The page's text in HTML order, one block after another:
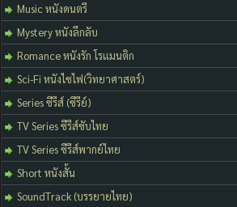
Music หนังดนตรี
Mystery หนังลึกลับ
Romance หนังรัก โรแมนติก
Sci-Fi หนังไซไฟ(วิทยาศาสตร์)
Series ซีรีส์ (ซีรีย์)
TV Series ซีรีส์ซับไทย
TV Series ซีรีส์พากย์ไทย
Short หนังสั้น
SoundTrack (บรรยายไทย)